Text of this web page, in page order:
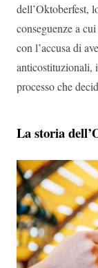
dell’Oktoberfest,
conseguenze a
con l’accusa di
anticostituzionali,
processo che
La storia